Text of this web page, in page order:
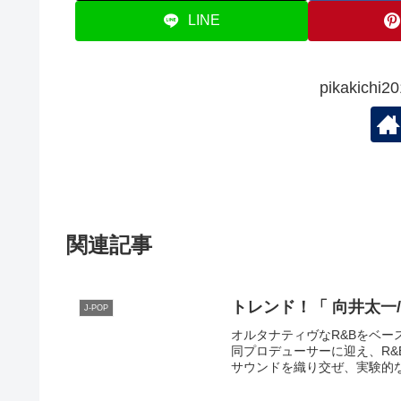
LINE
関連記事
J-POP トレンド！「 向井太
オルタナティヴなR&Bをベ
同プロデューサーに迎え、
サウンドを織り交ぜ、実験的